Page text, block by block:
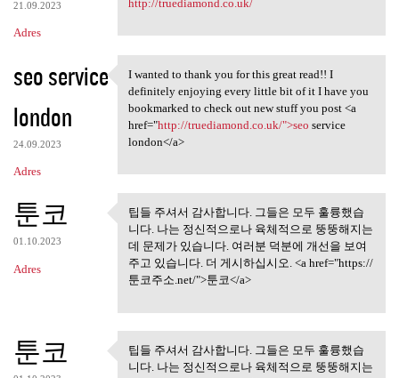
21.09.2023
Adres
http://truediamond.co.uk/
seo service
london
24.09.2023
Adres
I wanted to thank you for
I wanted to thank you for this great read!! I
definitely enjoying every little bit of it I have you
bookmarked to check out new stuff you post <a
href="http://truediamond.co.uk/">seo service
london</a>
툰코
01.10.2023
Adres
팁들 주셔서 감사합니다. 그들은
모두 훌륭했습니다.
팁들 주셔서 감사합니다. 그들은 모두 훌륭했습
니다. 나는 정신적으로나 육체적으로 뚱뚱해지는
데 문제가 있습니다. 여러분 덕분에 개선을 보여
주고 있습니다. 더 게시하십시오. <a href="https://
툰코주소.net/">툰코</a>
툰코
팁들 주셔서 감사합니다. 그들은
팁들 주셔서 감사합니다. 그들은 모두 훌륭했습
니다. 나는 정신적으로나 육체적으로 뚱뚱해지는